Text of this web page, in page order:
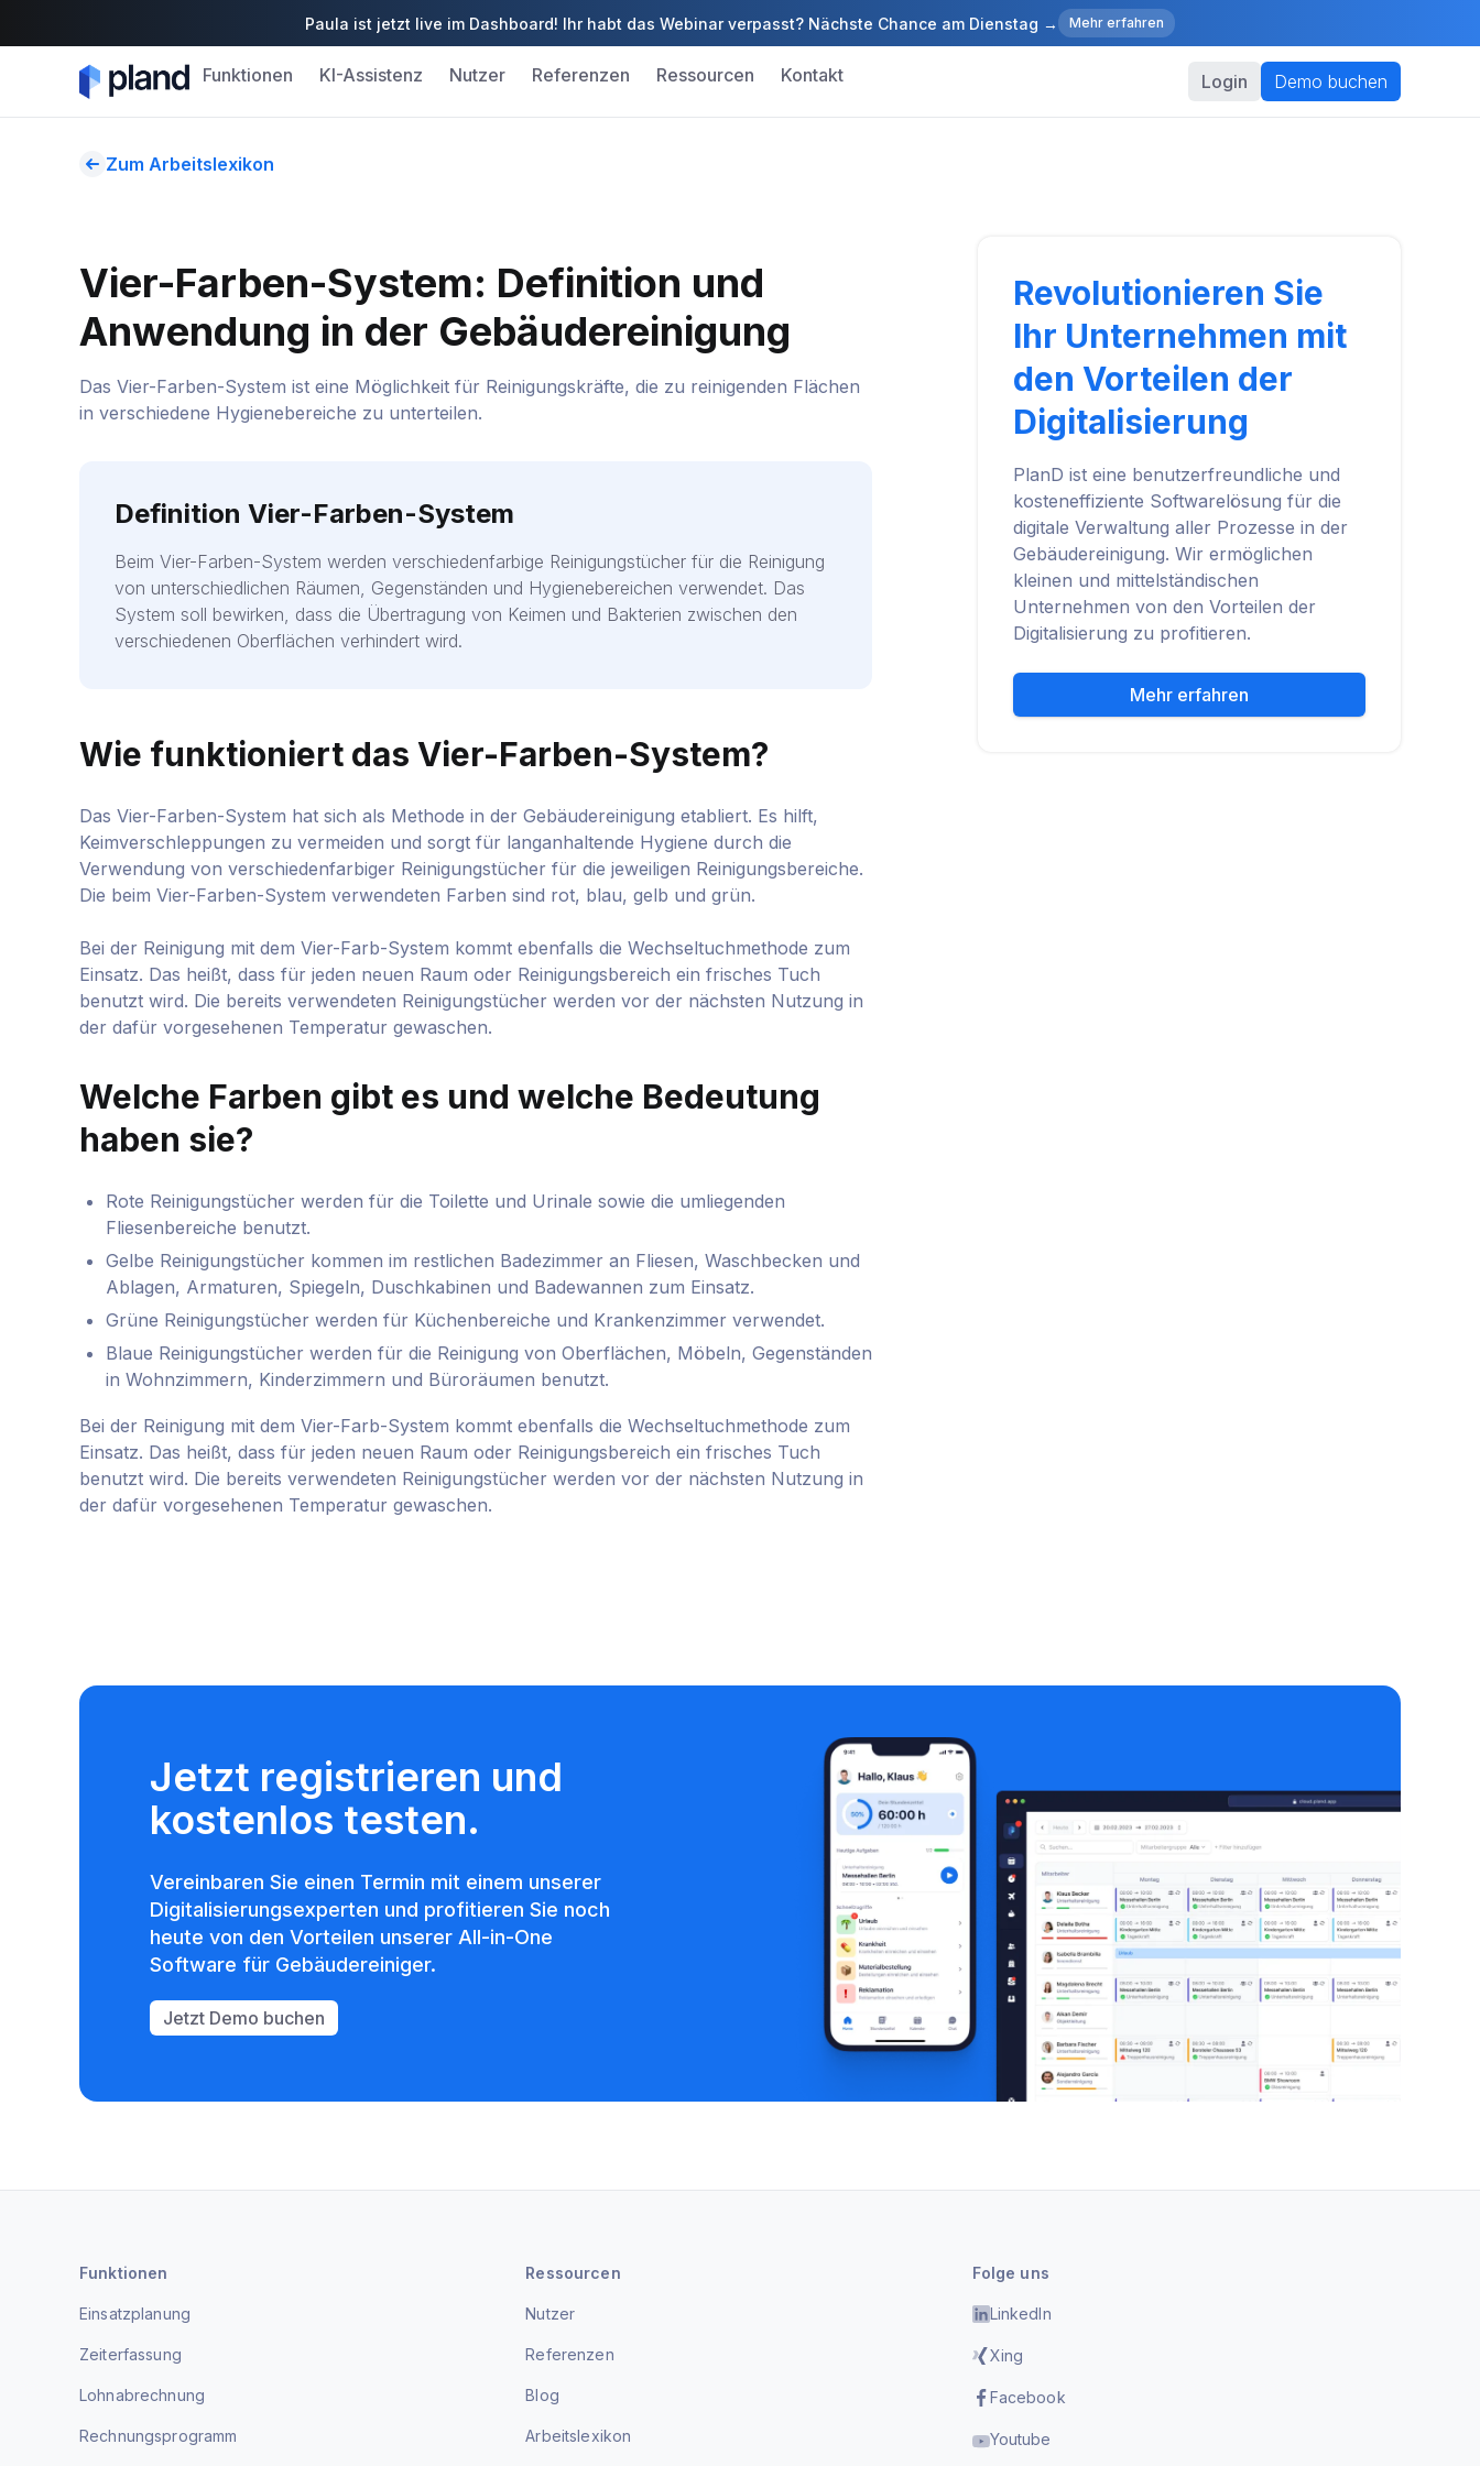
Paula ist jetzt live im Dashboard! Ihr habt das Webinar verpasst? Nächste Chance am Dienstag → Mehr erfahren
Funktionen KI-Assistenz Nutzer Referenzen Ressourcen Kontakt Login Demo buchen
Zum Arbeitslexikon
Vier-Farben-System: Definition und
Anwendung in der Gebäudereinigung
Das Vier-Farben-System ist eine Möglichkeit für Reinigungskräfte, die zu reinigenden Flächen
in verschiedene Hygienebereiche zu unterteilen.
Definition Vier-Farben-System
Beim Vier-Farben-System werden verschiedenfarbige Reinigungstücher für die Reinigung
von unterschiedlichen Räumen, Gegenständen und Hygienebereichen verwendet. Das
System soll bewirken, dass die Übertragung von Keimen und Bakterien zwischen den
verschiedenen Oberflächen verhindert wird.
Wie funktioniert das Vier-Farben-System?
Das Vier-Farben-System hat sich als Methode in der Gebäudereinigung etabliert. Es hilft,
Keimverschleppungen zu vermeiden und sorgt für langanhaltende Hygiene durch die
Verwendung von verschiedenfarbiger Reinigungstücher für die jeweiligen Reinigungsbereiche.
Die beim Vier-Farben-System verwendeten Farben sind rot, blau, gelb und grün.
Bei der Reinigung mit dem Vier-Farb-System kommt ebenfalls die Wechseltuchmethode zum
Einsatz. Das heißt, dass für jeden neuen Raum oder Reinigungsbereich ein frisches Tuch
benutzt wird. Die bereits verwendeten Reinigungstücher werden vor der nächsten Nutzung in
der dafür vorgesehenen Temperatur gewaschen.
Welche Farben gibt es und welche Bedeutung
haben sie?
Rote Reinigungstücher werden für die Toilette und Urinale sowie die umliegenden
Fliesenbereiche benutzt.
Gelbe Reinigungstücher kommen im restlichen Badezimmer an Fliesen, Waschbecken und
Ablagen, Armaturen, Spiegeln, Duschkabinen und Badewannen zum Einsatz.
Grüne Reinigungstücher werden für Küchenbereiche und Krankenzimmer verwendet.
Blaue Reinigungstücher werden für die Reinigung von Oberflächen, Möbeln, Gegenständen
in Wohnzimmern, Kinderzimmern und Büroräumen benutzt.
Bei der Reinigung mit dem Vier-Farb-System kommt ebenfalls die Wechseltuchmethode zum
Einsatz. Das heißt, dass für jeden neuen Raum oder Reinigungsbereich ein frisches Tuch
benutzt wird. Die bereits verwendeten Reinigungstücher werden vor der nächsten Nutzung in
der dafür vorgesehenen Temperatur gewaschen.
Revolutionieren Sie
Ihr Unternehmen mit
den Vorteilen der
Digitalisierung
PlanD ist eine benutzerfreundliche und
kosteneffiziente Softwarelösung für die
digitale Verwaltung aller Prozesse in der
Gebäudereinigung. Wir ermöglichen
kleinen und mittelständischen
Unternehmen von den Vorteilen der
Digitalisierung zu profitieren.
Mehr erfahren
Jetzt registrieren und
kostenlos testen.
Vereinbaren Sie einen Termin mit einem unserer
Digitalisierungsexperten und profitieren Sie noch
heute von den Vorteilen unserer All-in-One
Software für Gebäudereiniger.
Jetzt Demo buchen
Funktionen
Einsatzplanung
Zeiterfassung
Lohnabrechnung
Rechnungsprogramm
Ressourcen
Nutzer
Referenzen
Blog
Arbeitslexikon
Folge uns
LinkedIn
Xing
Facebook
Youtube